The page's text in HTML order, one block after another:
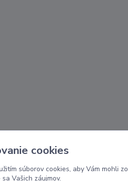
sběr cookies.
cookies
súborov cookies, aby Vám mohli
Vašich záujmov.